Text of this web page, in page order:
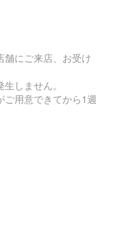
舗にご来店、お受け
しません。
ご用意できてから1週